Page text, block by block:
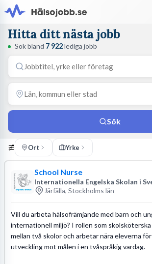
Hitta ditt nästa jobb
Sök bland 7 922lediga jobb
Sök
Ort Yrke
School Nurse
Internationella Engelska Skolan i
Järfälla, Stockholms län
Vill du arbeta hälsofrämjande med barn och
internationell miljö? I rollen som
mellan två skolor och arbetar nära eleverna
utveckling mot målen i en tvåspråkig vardag.